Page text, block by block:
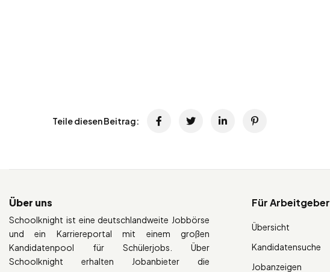
Teile diesen Beitrag:
Über uns
Schoolknight ist eine deutschlandweite Jobbörse
und ein Karriereportal mit einem großen
Kandidatenpool für Schülerjobs. Über
Schoolknight erhalten Jobanbieter die
Für Arbeitgeber
Übersicht
Kandidatensuche
Jobanzeigen